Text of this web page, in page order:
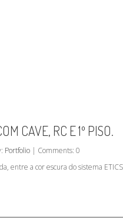
CAVE, RC E 1º PISO.
Portfolio | Comments: 0
entre a cor escura do sistema